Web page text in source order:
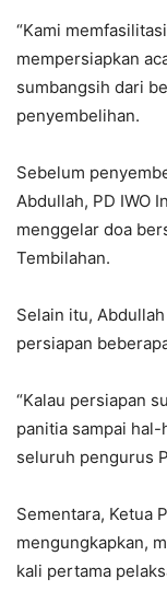
“Kami
mempersiapkan
sumbangsih dari
penyembelihan.
Sebelum
Abdullah, PD IWO
menggelar doa
Tembilahan.
Selain itu,
persiapan
“Kalau persiapan
panitia sampai
seluruh pengurus
Sementara, Ketua
mengungkapkan,
kali pertama